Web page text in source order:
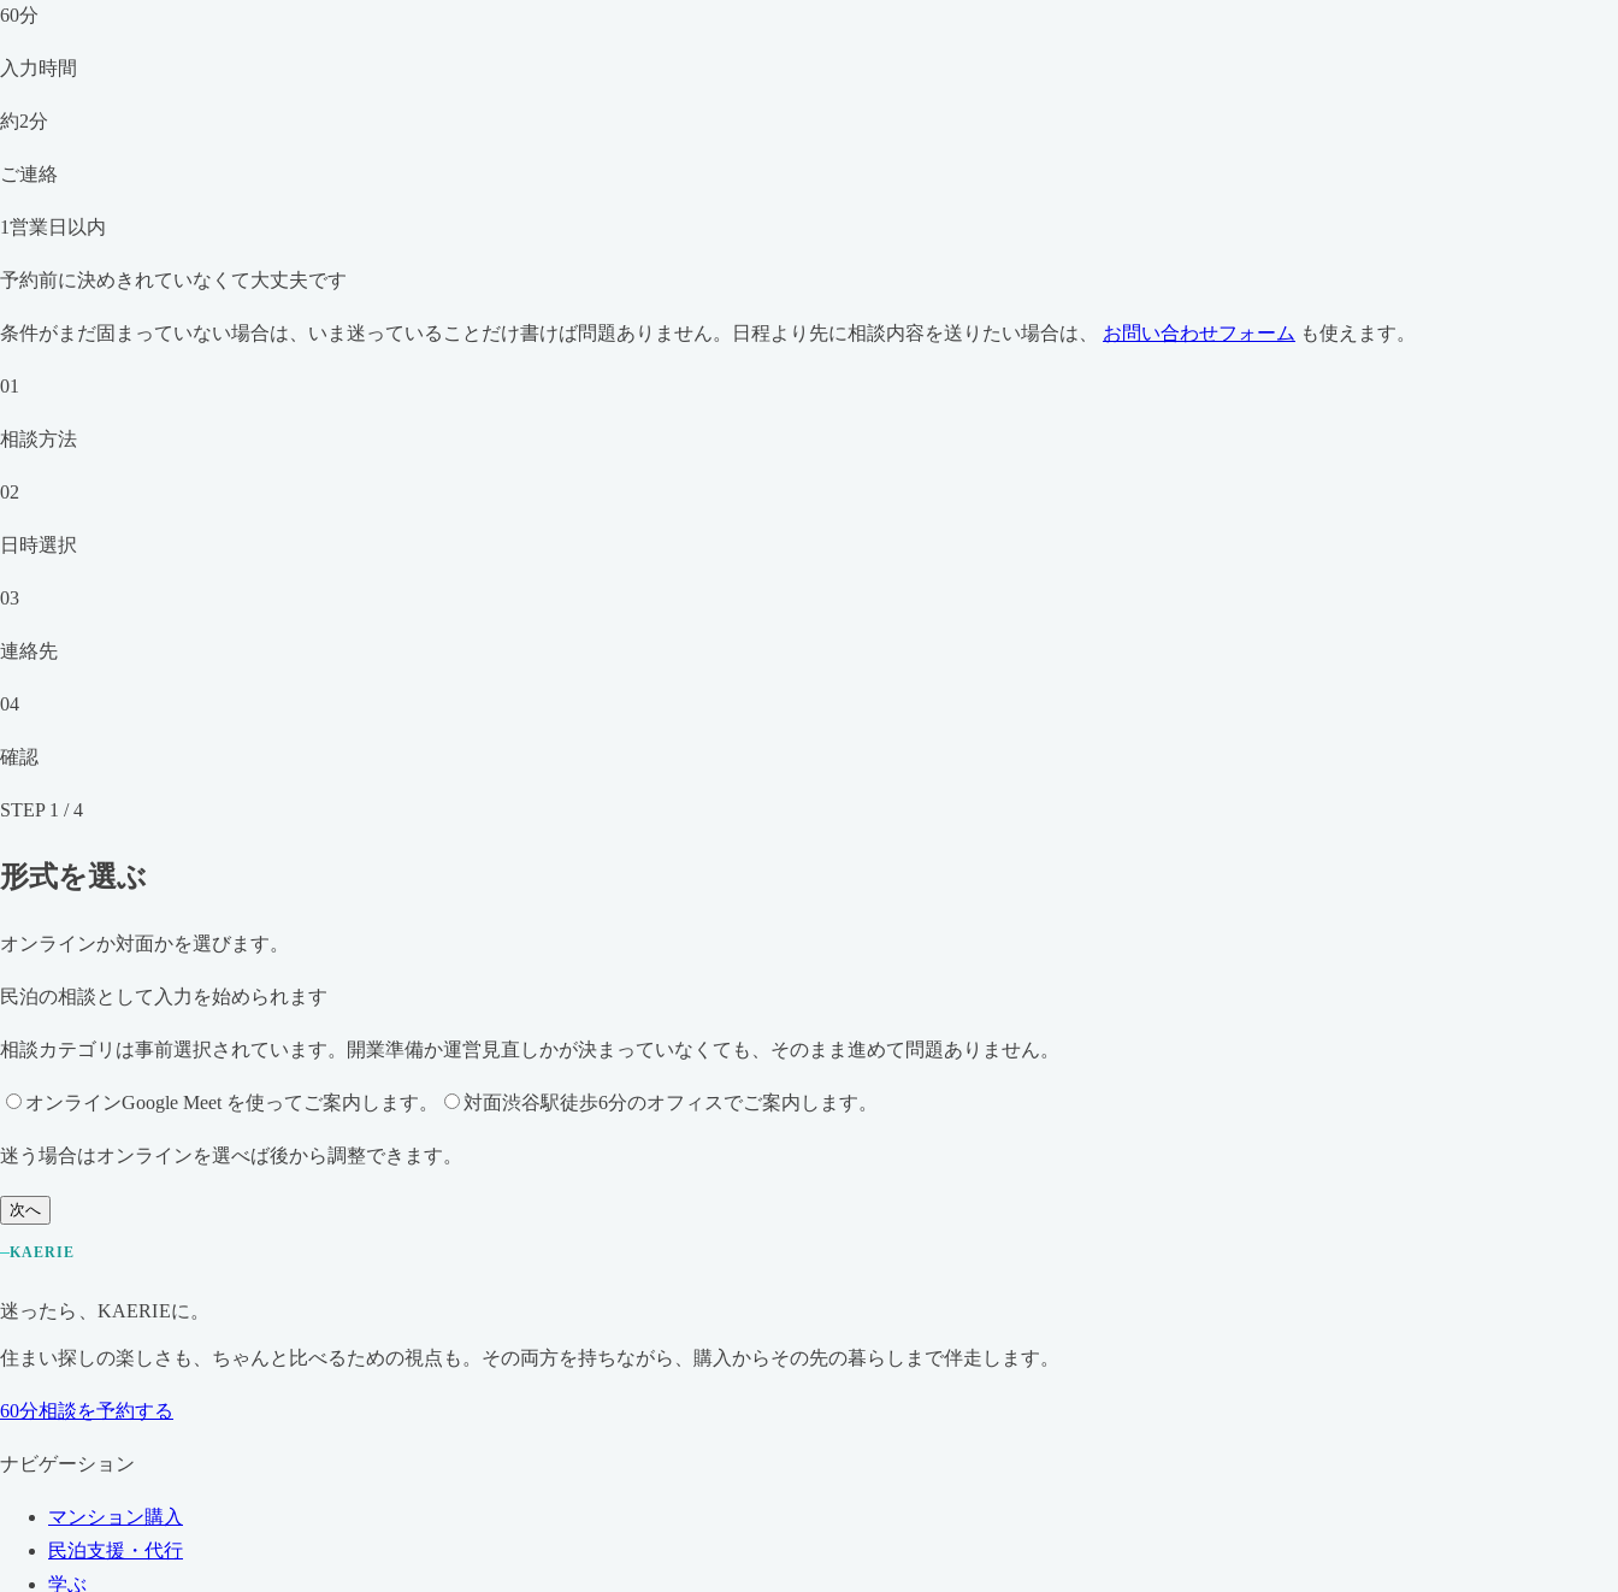
60分
入力時間
約2分
ご連絡
1営業日以内
予約前に決めきれていなくて大丈夫です
条件がまだ固まっていない場合は、いま迷っていることだけ書けば問題ありません。日程より先に相談内容を送りたい場合は、 お問い合わせフォーム も使えます。
01
相談方法
02
日時選択
03
連絡先
04
確認
STEP 1 /4
形式を選ぶ
オンラインか対面かを選びます。
民泊の相談として入力を始められます
相談カテゴリは事前選択されています。開業準備か運営見直しかが決まっていなくても、そのまま進めて問題ありません。
オンラインGoogle Meet を使ってご案内します。 対面渋谷駅徒歩6分のオフィスでご案内します。
迷う場合はオンラインを選べば後から調整できます。
次へ
KAERIE
迷ったら、KAERIEに。
住まい探しの楽しさも、ちゃんと比べるための視点も。その両方を持ちながら、購入からその先の暮らしまで伴走します。
60分相談を予約する
ナビゲーション
マンション購入
民泊支援・代行
学ぶ